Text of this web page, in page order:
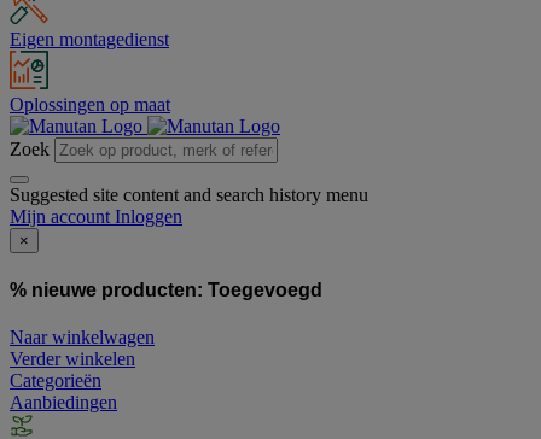
Eigen montagedienst
Oplossingen op maat
Zoek
Suggested site content and search history menu
Mijn account Inloggen
×
% nieuwe producten: Toegevoegd
Naar winkelwagen
Verder winkelen
Categorieën
Aanbiedingen